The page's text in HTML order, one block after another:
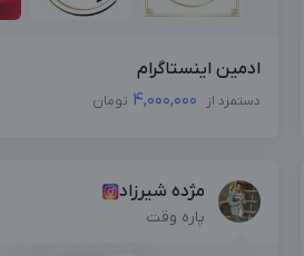
ادمین اینستاگرام
دستمزد از 4,000,000 تومان
مژده شیرزاد
پاره وقت